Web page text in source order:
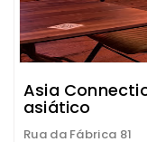
Asia
asiático
Rua da Fábrica 81